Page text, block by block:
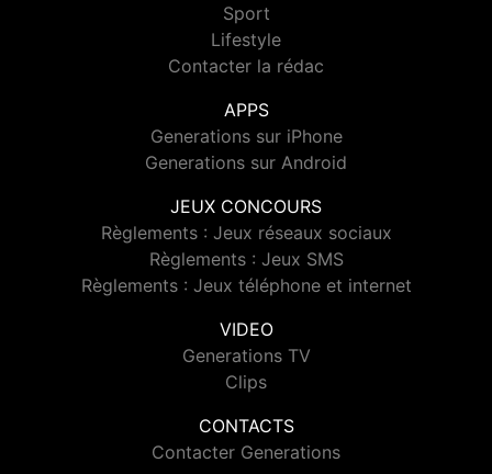
Sport
Lifestyle
Contacter la rédac
APPS
Generations sur iPhone
Generations sur Android
JEUX CONCOURS
Règlements : Jeux réseaux sociaux
Règlements : Jeux SMS
Règlements : Jeux téléphone et internet
VIDEO
Generations TV
Clips
CONTACTS
Contacter Generations